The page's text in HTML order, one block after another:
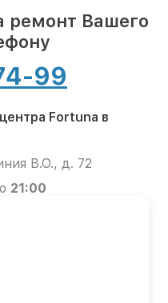
ремонт Вашего
99
Fortuna в
В.О., д. 72
21:00